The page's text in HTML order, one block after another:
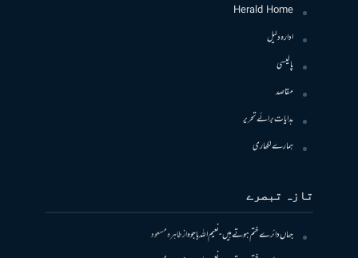
Herald Home
ادارہ دلیل
پالیسی
مقاصد
ہدایات برائے تحریر
ہمارے لکھاری
تازہ تبصرے
جہاں دائرے ختم ہوتے ہیں- نعیم اللہ باجوہازطاہرہ مسعود